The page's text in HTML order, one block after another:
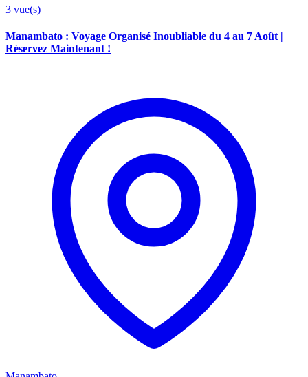
3 vue(s)
Manambato : Voyage Organisé Inoubliable du 4 au 7 Août |
Réservez Maintenant !